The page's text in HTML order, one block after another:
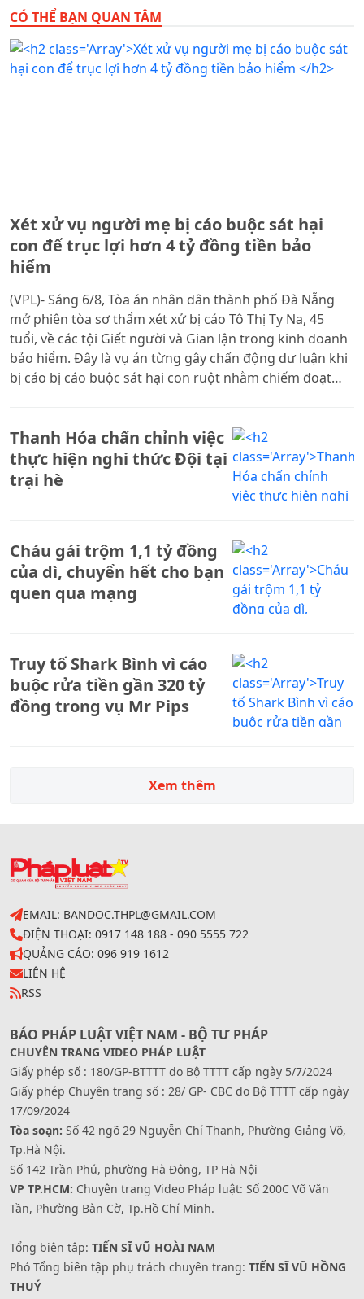
CÓ THỂ BẠN QUAN TÂM
Xét xử vụ người mẹ bị cáo buộc sát hại
con để trục lợi hơn 4 tỷ đồng tiền bảo
hiểm
(VPL)- Sáng 6/8, Tòa án nhân dân thành phố Đà Nẵng
mở phiên tòa sơ thẩm xét xử bị cáo Tô Thị Ty Na, 45
tuổi, về các tội Giết người và Gian lận trong kinh doanh
bảo hiểm. Đây là vụ án từng gây chấn động dư luận khi
bị cáo bị cáo buộc sát hại con ruột nhằm chiếm đoạt
Thanh Hóa chấn chỉnh việc
thực hiện nghi thức Đội tại
trại hè
Cháu gái trộm 1,1 tỷ đồng
của dì, chuyển hết cho bạn
quen qua mạng
Truy tố Shark Bình vì cáo
buộc rửa tiền gần 320 tỷ
đồng trong vụ Mr Pips
Xem thêm
EMAIL: BANDOC.THPL@GMAIL.COM
ĐIỆN THOẠI: 0917 148 188 - 090 5555 722
QUẢNG CÁO: 096 919 1612
LIÊN HỆ
RSS
BÁO PHÁP LUẬT VIỆT NAM - BỘ TƯ PHÁP
CHUYÊN TRANG VIDEO PHÁP LUẬT
Giấy phép số : 180/GP-BTTTT do Bộ TTTT cấp ngày 5/7/2024
Giấy phép Chuyên trang số : 28/ GP- CBC do Bộ TTTT cấp ngày
17/09/2024
Tòa soạn: Số 42 ngõ 29 Nguyễn Chí Thanh, Phường Giảng Võ,
Tp.Hà Nội.
Số 142 Trần Phú, phường Hà Đông, TP Hà Nội
VP TP.HCM: Chuyên trang Video Pháp luật: Số 200C Võ Văn
Tần, Phường Bàn Cờ, Tp.Hồ Chí Minh.
Tổng biên tập: TIẾN SĨ VŨ HOÀI NAM
Phó Tổng biên tập phụ trách chuyên trang: TIẾN SĨ VŨ HỒNG
THUÝ